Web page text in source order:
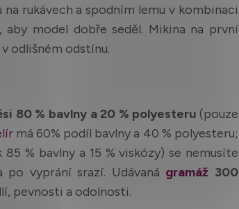
rukávech a spodním lemu v kombinaci
model dobře seděl. Mikina na první
odlišném odstínu.
80 % bavlny a 20 % polyesteru (pouze
má 60% podíl bavlny a 40 % polyesteru;
% bavlny a 15 % viskózy) se nemusíte
vyprání srazí. Udávaná gramáž 300
pevnosti a odolnosti.